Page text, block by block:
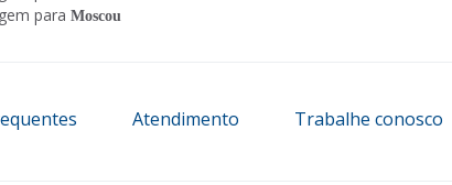
para Moscou
Atendimento Trabalhe conosco